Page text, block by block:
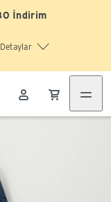
İndirim
Detaylar